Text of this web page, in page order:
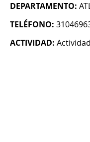
DEPARTAMENTO:
TELÉFONO:
ACTIVIDAD: